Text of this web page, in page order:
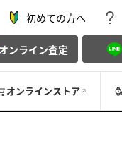
初めての方へ
オンライン査定
オンラインストア